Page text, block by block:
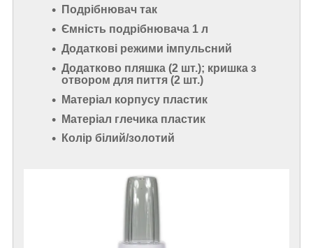
Подрібнювач так
Ємність подрібнювача 1 л
Додаткові режими імпульсний
Додатково пляшка (2 шт.); кришка з
отвором для пиття (2 шт.)
Матеріал корпусу пластик
Матеріал глечика пластик
Колір білий/золотий